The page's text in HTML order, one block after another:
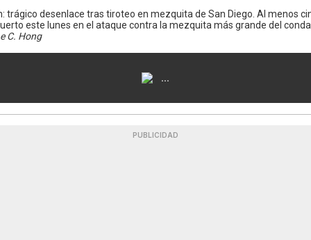
trágico desenlace tras tiroteo en mezquita de San Diego. Al menos
este lunes en el ataque contra la mezquita más grande del
C. Hong
...
PUBLICIDAD